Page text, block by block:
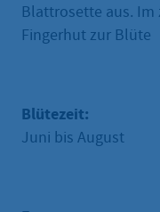
Blattrosette aus.
Fingerhut zur Blüte
Blütezeit:
Juni bis August